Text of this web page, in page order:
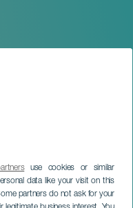
use cookies or similar
data like your visit on this
partners do not ask for your